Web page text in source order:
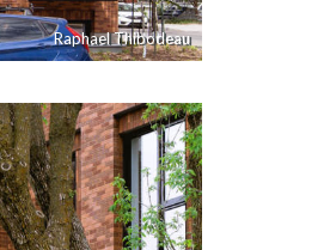
Raphael Thibodeau